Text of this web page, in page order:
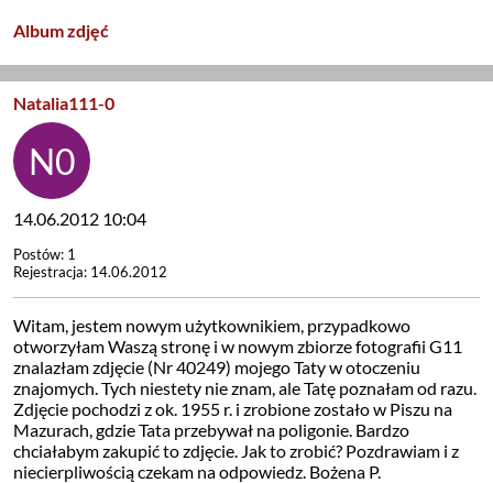
Album zdjęć
Natalia111-0
14.06.2012 10:04
Postów: 1
Rejestracja: 14.06.2012
Witam, jestem nowym użytkownikiem, przypadkowo
otworzyłam Waszą stronę i w nowym zbiorze fotografii G11
znalazłam zdjęcie (Nr 40249) mojego Taty w otoczeniu
znajomych. Tych niestety nie znam, ale Tatę poznałam od razu.
Zdjęcie pochodzi z ok. 1955 r. i zrobione zostało w Piszu na
Mazurach, gdzie Tata przebywał na poligonie. Bardzo
chciałabym zakupić to zdjęcie. Jak to zrobić? Pozdrawiam i z
niecierpliwością czekam na odpowiedz. Bożena P.